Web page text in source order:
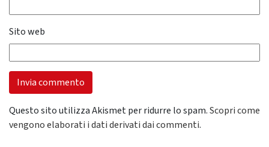
Sito web
Questo sito utilizza Akismet per ridurre lo spam.Scopri come
vengono elaborati i dati derivati dai commenti.